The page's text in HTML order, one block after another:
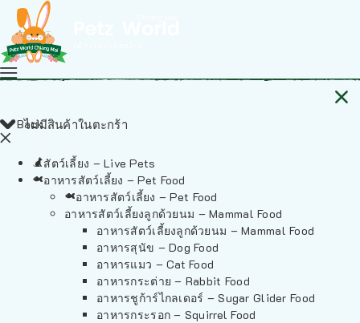
ไม่มีสินค้าในตะกร้า
Back
สัตว์เลี้ยง – Live Pets
อาหารสัตว์เลี้ยง – Pet Food
อาหารสัตว์เลี้ยง – Pet Food
อาหารสัตว์เลี้ยงลูกด้วยนม – Mammal Food
อาหารสัตว์เลี้ยงลูกด้วยนม – Mammal Food
อาหารสุนัข – Dog Food
อาหารแมว – Cat Food
อาหารกระต่าย – Rabbit Food
อาหารชูก้าร์ไกลเดอร์ – Sugar Glider Food
อาหารกระรอก – Squirrel Food